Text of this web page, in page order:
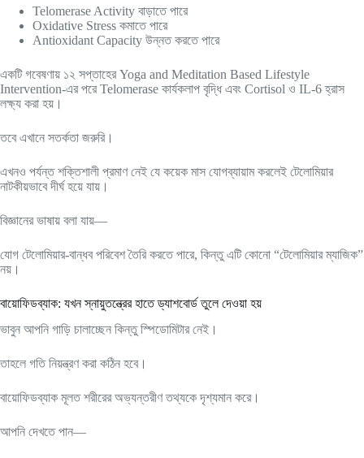
Telomerase Activity বাড়াতে পারে
Oxidative Stress কমাতে পারে
Antioxidant Capacity উন্নত করতে পারে
একটি গবেষণায় ১২ সপ্তাহের Yoga and Meditation Based Lifestyle
Intervention-এর পরে Telomerase কার্যকলাপ বৃদ্ধি এবং Cortisol ও IL-6 হ্রাস
লক্ষ্য করা হয়।
তবে এখানে সতর্কতা জরুরি।
এখনও পর্যন্ত শক্তিশালী প্রমাণ নেই যে কয়েক মাস যোগব্যায়াম করলেই টেলোমিয়ার
নাটকীয়ভাবে দীর্ঘ হয়ে যায়।
বিজ্ঞানের ভাষায় বলা যায়—
যোগ টেলোমিয়ার-বান্ধব পরিবেশ তৈরি করতে পারে, কিন্তু এটি কোনো “টেলোমিয়ার ম্যাজিক”
নয়।
বায়োফিডব্যাক: যখন স্নায়ুতন্ত্রের হাতে ড্যাশবোর্ড তুলে দেওয়া হয়
ভাবুন আপনি গাড়ি চালাচ্ছেন কিন্তু স্পিডোমিটার নেই।
তাহলে গতি নিয়ন্ত্রণ করা কঠিন হবে।
বায়োফিডব্যাক মূলত শরীরের অভ্যন্তরীণ তথ্যকে দৃশ্যমান করে।
আপনি দেখতে পান—